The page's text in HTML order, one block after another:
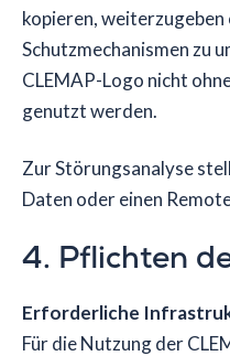
kopieren,
Schutzmechanismen zu
CLEMAP-Logo nicht
genutzt werden.
Zur Störungsanalyse
Daten oder einen
4. Pflichten
Erforderliche
Für die Nutzung der